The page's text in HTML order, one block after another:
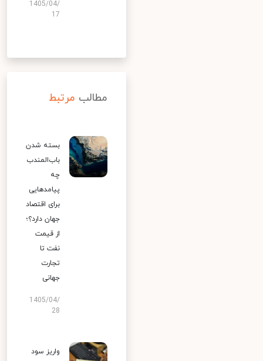
1405/04/
17
مطالب مرتبط
بسته شدن
باب‌المندب
چه
پیامدهایی
برای اقتصاد
جهان دارد؟؛
از قیمت
نفت تا
تجارت
جهانی
1405/04/
28
واریز سود